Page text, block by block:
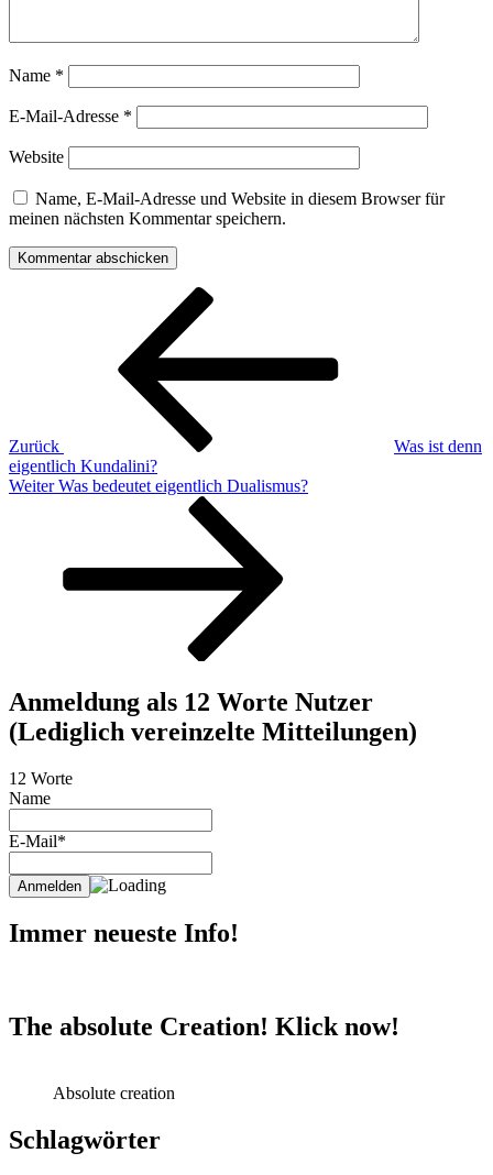
Name *
E-Mail-Adresse *
Website
Name, E-Mail-Adresse und Website in diesem Browser für
meinen nächsten Kommentar speichern.
Beitragsnavigation
Zurück
Was ist denn
eigentlich Kundalini?
Nächster
Weiter Was bedeutet eigentlich Dualismus?
Anmeldung als 12 Worte Nutzer
(Lediglich vereinzelte Mitteilungen)
12 Worte
Name
E-Mail*
Immer neueste Info!
The absolute Creation! Klick now!
Absolute creation
Schlagwörter